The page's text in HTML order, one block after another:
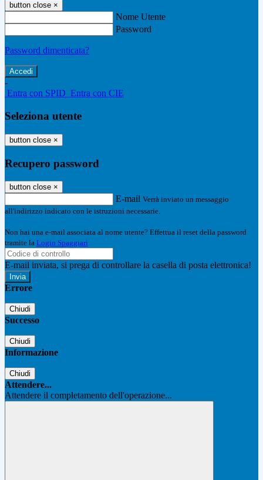
button close ×
Nome Utente
Password
Password dimenticata?
-
Entra con SPID Entra con CIE
Seleziona utente
button close ×
Recupero password
button close ×
E-mail Verrà inviato un messaggio
all'indirizzo indicato con le istruzioni necessarie.
Non hai una e-mail associata al nome utente? Effettua il reset della password
tramite la Login Spaggiari
E-mail inviata, si prega di controllare la casella di posta elettronica!
Errore
Chiudi
Successo
Chiudi
Informazione
Chiudi
Attendere...
Attendere il completamento dell'operazione...